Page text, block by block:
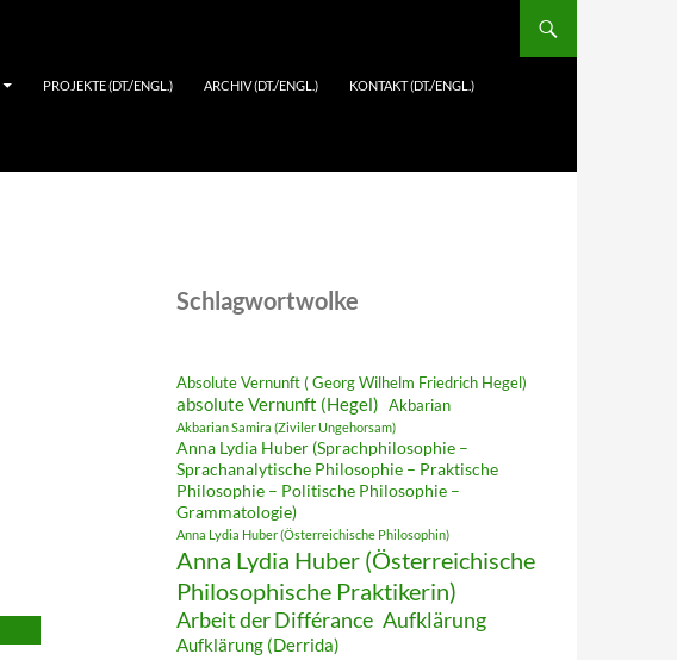
PROJEKTE (DT./ENGL.) ARCHIV (DT./ENGL.) KONTAKT (DT./ENGL.)
Schlagwortwolke
Absolute Vernunft ( Georg Wilhelm Friedrich Hegel)
absolute Vernunft (Hegel) Akbarian
Akbarian Samira (Ziviler Ungehorsam)
Anna Lydia Huber (Sprachphilosophie –
Sprachanalytische Philosophie – Praktische
Philosophie – Politische Philosophie –
Grammatologie)
Anna Lydia Huber (Österreichische Philosophin)
Anna Lydia Huber (Österreichische
Philosophische Praktikerin)
Arbeit der Différance Aufklärung
Aufklärung (Derrida)